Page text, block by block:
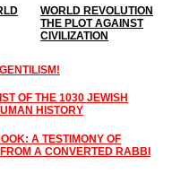
WORLD REVOLUTION
THE PLOT AGAINST
CIVILIZATION
OF THE 1030 JEWISH
HISTORY
A TESTIMONY OF
A CONVERTED RABBI